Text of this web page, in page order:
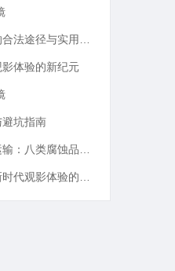
体验的新纪元
坑指南